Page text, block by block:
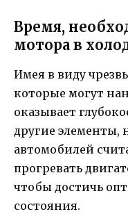
Время,
мотора в
Имея в виду
которые могут
оказывает
другие элементы,
автомобилей
прогревать
чтобы достичь
состояния.